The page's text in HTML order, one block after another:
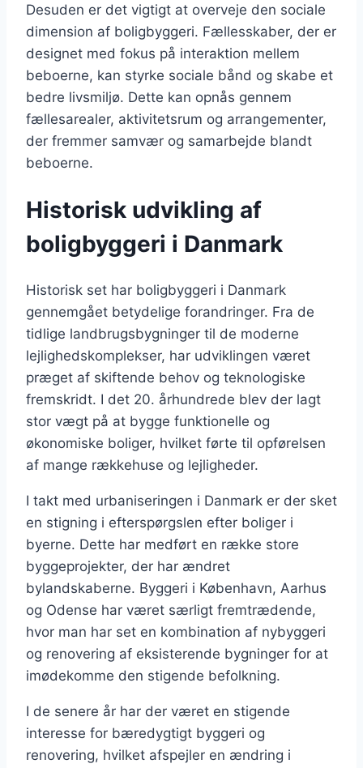
Desuden er det vigtigt at overveje den sociale
dimension af boligbyggeri. Fællesskaber, der er
designet med fokus på interaktion mellem
beboerne, kan styrke sociale bånd og skabe et
bedre livsmiljø. Dette kan opnås gennem
fællesarealer, aktivitetsrum og arrangementer,
der fremmer samvær og samarbejde blandt
beboerne.
Historisk udvikling af
boligbyggeri i Danmark
Historisk set har boligbyggeri i Danmark
gennemgået betydelige forandringer. Fra de
tidlige landbrugsbygninger til de moderne
lejlighedskomplekser, har udviklingen været
præget af skiftende behov og teknologiske
fremskridt. I det 20. århundrede blev der lagt
stor vægt på at bygge funktionelle og
økonomiske boliger, hvilket førte til opførelsen
af mange rækkehuse og lejligheder.
I takt med urbaniseringen i Danmark er der sket
en stigning i efterspørgslen efter boliger i
byerne. Dette har medført en række store
byggeprojekter, der har ændret
bylandskaberne. Byggeri i København, Aarhus
og Odense har været særligt fremtrædende,
hvor man har set en kombination af nybyggeri
og renovering af eksisterende bygninger for at
imødekomme den stigende befolkning.
I de senere år har der været en stigende
interesse for bæredygtigt byggeri og
renovering, hvilket afspejler en ændring i